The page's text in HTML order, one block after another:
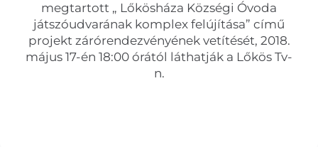
megtartott „ Lőkösháza Községi Óvoda
játszóudvarának komplex felújítása” című
projekt zárórendezvényének vetítését, 2018.
május 17-én 18:00 órától láthatják a Lőkös Tv-
n.